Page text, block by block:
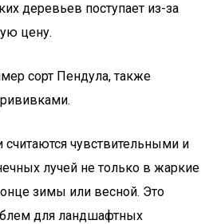
деревьев поступает из-за
цену.
сорт Пендула, также
считаются чувствительными и
лучей не только в жаркие
зимы или весной. Это
для ландшафтных